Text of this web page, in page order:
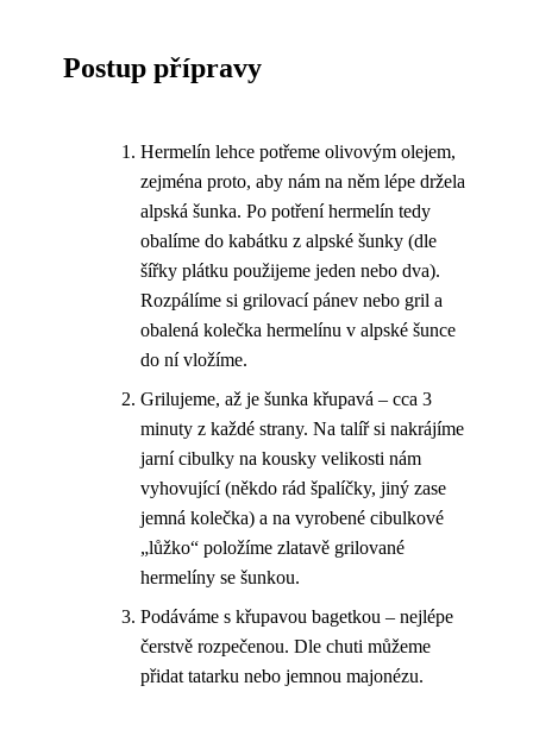
Postup přípravy
Hermelín lehce potřeme olivovým olejem,
zejména proto, aby nám na něm lépe držela
alpská šunka. Po potření hermelín tedy
obalíme do kabátku z alpské šunky (dle
šířky plátku použijeme jeden nebo dva).
Rozpálíme si grilovací pánev nebo gril a
obalená kolečka hermelínu v alpské šunce
do ní vložíme.
Grilujeme, až je šunka křupavá – cca 3
minuty z každé strany. Na talíř si nakrájíme
jarní cibulky na kousky velikosti nám
vyhovující (někdo rád špalíčky, jiný zase
jemná kolečka) a na vyrobené cibulkové
„lůžko“ položíme zlatavě grilované
hermelíny se šunkou.
Podáváme s křupavou bagetkou – nejlépe
čerstvě rozpečenou. Dle chuti můžeme
přidat tatarku nebo jemnou majonézu.